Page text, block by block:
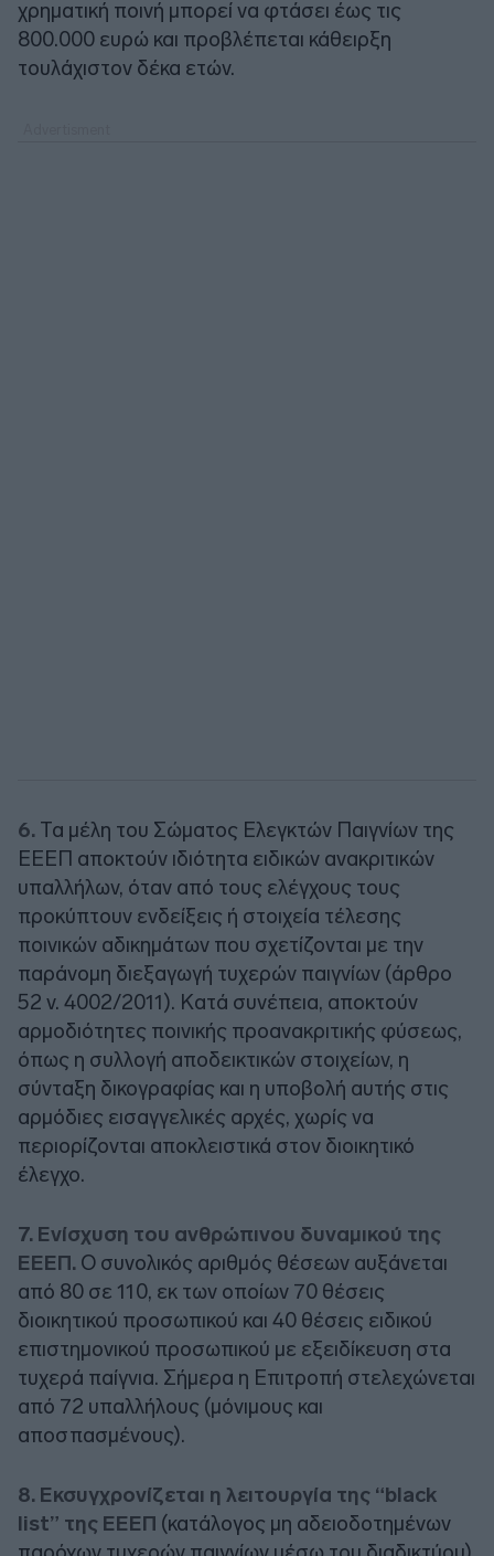
χρηματική ποινή μπορεί να φτάσει έως τις
800.000 ευρώ και προβλέπεται κάθειρξη
τουλάχιστον δέκα ετών.
6. Τα μέλη του Σώματος Ελεγκτών Παιγνίων της
ΕΕΕΠ αποκτούν ιδιότητα ειδικών ανακριτικών
υπαλλήλων, όταν από τους ελέγχους τους
προκύπτουν ενδείξεις ή στοιχεία τέλεσης
ποινικών αδικημάτων που σχετίζονται με την
παράνομη διεξαγωγή τυχερών παιγνίων (άρθρο
52 ν. 4002/2011). Κατά συνέπεια, αποκτούν
αρμοδιότητες ποινικής προανακριτικής φύσεως,
όπως η συλλογή αποδεικτικών στοιχείων, η
σύνταξη δικογραφίας και η υποβολή αυτής στις
αρμόδιες εισαγγελικές αρχές, χωρίς να
περιορίζονται αποκλειστικά στον διοικητικό
έλεγχο.
7. Ενίσχυση του ανθρώπινου δυναμικού της
ΕΕΕΠ. Ο συνολικός αριθμός θέσεων αυξάνεται
από 80 σε 110, εκ των οποίων 70 θέσεις
διοικητικού προσωπικού και 40 θέσεις ειδικού
επιστημονικού προσωπικού με εξειδίκευση στα
τυχερά παίγνια. Σήμερα η Επιτροπή στελεχώνεται
από 72 υπαλλήλους (μόνιμους και
αποσπασμένους).
8. Eκσυγχρονίζεται η λειτουργία της “black
list” της ΕΕΕΠ (κατάλογος μη αδειοδοτημένων